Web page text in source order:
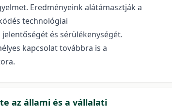
Eredményeink alátámasztják a
technológiai
és sérülékenységét.
kapcsolat továbbra is a
az állami és a vállalati